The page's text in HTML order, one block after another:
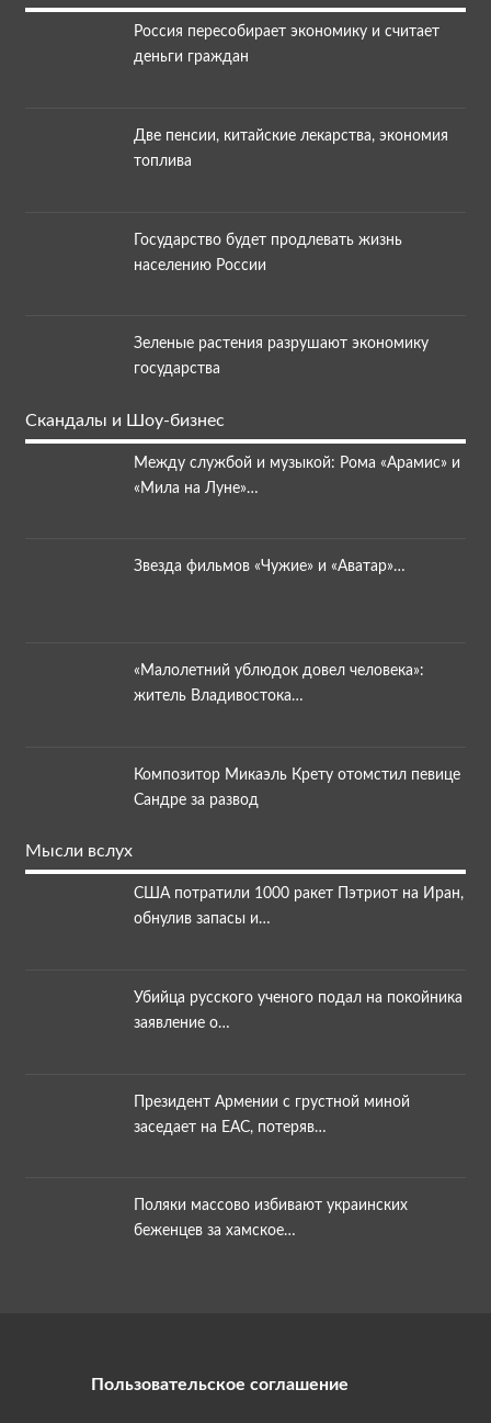
Россия пересобирает экономику и считает
деньги граждан
Две пенсии, китайские лекарства, экономия
топлива
Государство будет продлевать жизнь
населению России
Зеленые растения разрушают экономику
государства
Скандалы и Шоу-бизнес
Между службой и музыкой: Рома «Арамис» и
«Мила на Луне»…
Звезда фильмов «Чужие» и «Аватар»…
«Малолетний ублюдок довел человека»:
житель Владивостока…
Композитор Микаэль Крету отомстил певице
Сандре за развод
Мысли вслух
США потратили 1000 ракет Пэтриот на Иран,
обнулив запасы и…
Убийца русского ученого подал на покойника
заявление о…
Президент Армении с грустной миной
заседает на ЕАС, потеряв…
Поляки массово избивают украинских
беженцев за хамское…
Пользовательское соглашение